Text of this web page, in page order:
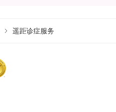
遥距诊症服务